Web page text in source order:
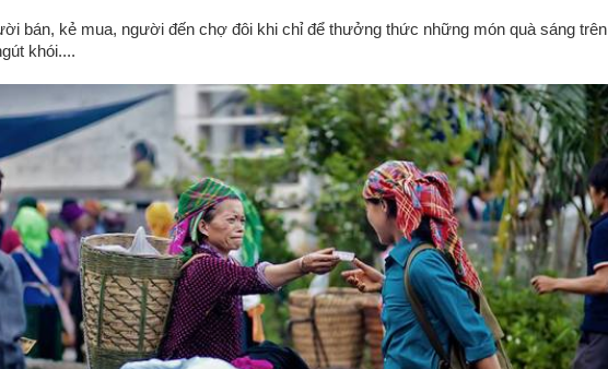
bán, kẻ mua, người đến chợ đôi khi chỉ để thưởng thức những món quà sáng trên
khói....